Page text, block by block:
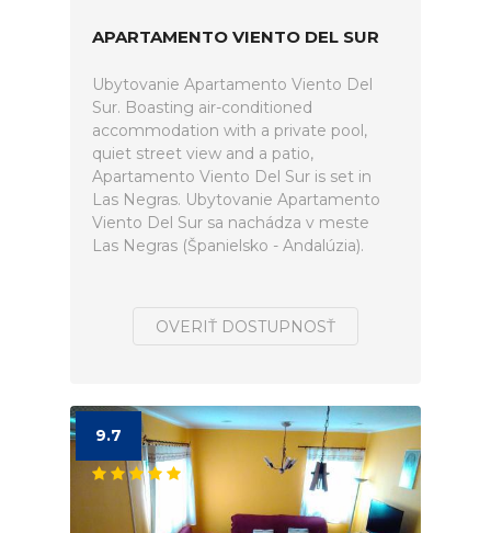
APARTAMENTO VIENTO DEL SUR
Ubytovanie Apartamento Viento Del
Sur. Boasting air-conditioned
accommodation with a private pool,
quiet street view and a patio,
Apartamento Viento Del Sur is set in
Las Negras. Ubytovanie Apartamento
Viento Del Sur sa nachádza v meste
Las Negras (Španielsko - Andalúzia).
OVERIŤ DOSTUPNOSŤ
9.7